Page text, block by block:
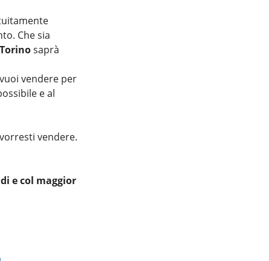
Che sia
saprà
vendere per
e al
vendere.
e col maggior